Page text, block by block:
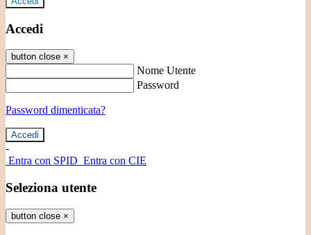
Accedi
button close ×
Nome Utente
Password
Password dimenticata?
-
Entra con SPID Entra con CIE
Seleziona utente
button close ×